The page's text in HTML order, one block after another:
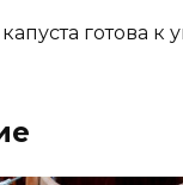
готова к